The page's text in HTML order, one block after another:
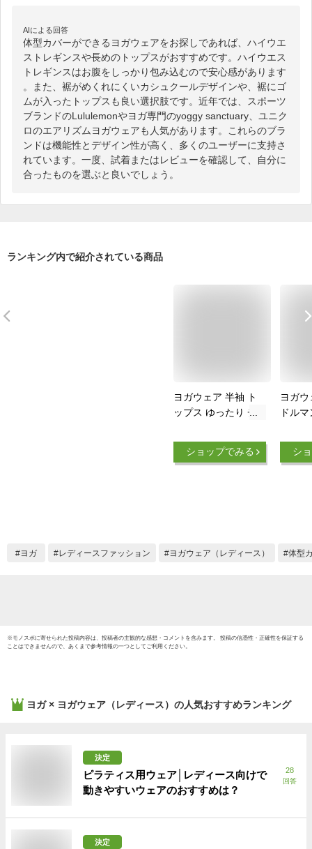
AIによる回答
体型カバーができるヨガウェアをお探しであれば、ハイウエ
ストレギンスや長めのトップスがおすすめです。ハイウエス
トレギンスはお腹をしっかり包み込むので安心感があります
。また、裾がめくれにくいカシュクールデザインや、裾にゴ
ムが入ったトップスも良い選択肢です。近年では、スポーツ
ブランドのLululemonやヨガ専門のyoggy sanctuary、ユニク
ロのエアリズムヨガウェアも人気があります。これらのブラ
ンドは機能性とデザイン性が高く、多くのユーザーに支持さ
れています。一度、試着またはレビューを確認して、自分に
合ったものを選ぶと良いでしょう。
ランキング内で紹介されている商品
ヨガウェア 半袖 ト
ップス ゆったり チ
ーブ ヨガ ピラティ
ス レディース ロン
ガ *2 *y3-2t
ショップでみる
ヨガ
ドル
ヨン
ヨガ
ゃれ
シ
ヨガ レディースファッション ヨガウェア（レディース） 体型
※モノスポに寄せられた投稿内容は、投稿者の主観的な感想・コメントを含みます。 投稿の信憑性・正確性を保証する
ことはできませんので、あくまで参考情報の一つとしてご利用ください。
ヨガ × ヨガウェア（レディース） の人気おすすめランキング
決定
ピラティス用ウェア│レディース向けで
動きやすいウェアのおすすめは？
28
回答
決定